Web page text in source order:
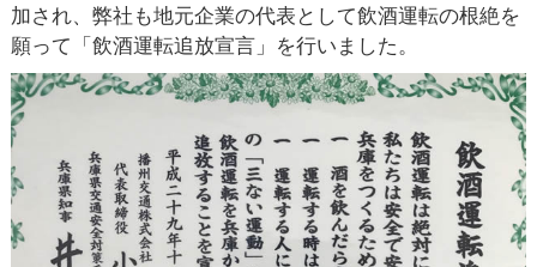
加され、弊社も地元企業の代表として飲酒運転の根絶を
願って「飲酒運転追放宣言」を行いました。